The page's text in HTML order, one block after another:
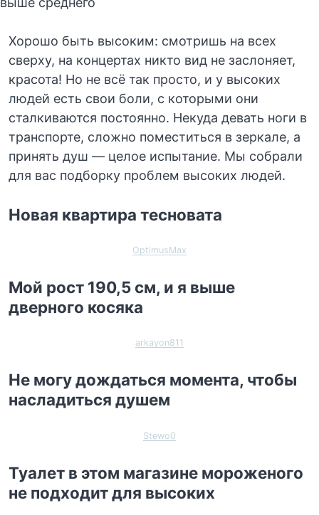
Хорошо быть высоким: смотришь на всех
сверху, на концертах никто вид не заслоняет,
красота! Но не всё так просто, и у высоких
людей есть свои боли, с которыми они
сталкиваются постоянно. Некуда девать ноги в
транспорте, сложно поместиться в зеркале, а
принять душ — целое испытание. Мы собрали
для вас подборку проблем высоких людей.
Новая квартира тесновата
OptimusMax
Мой рост 190,5 см, и я выше
дверного косяка
arkayon811
Не могу дождаться момента, чтобы
насладиться душем
Stewo0
Туалет в этом магазине мороженого
не подходит для высоких